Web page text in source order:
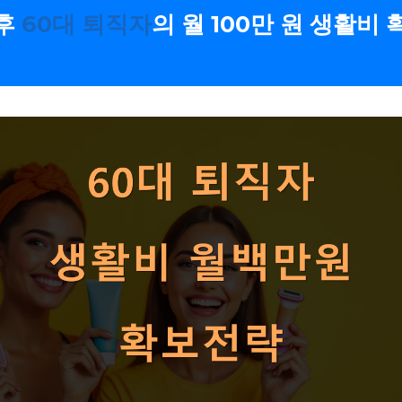
60대 퇴직자의 월 100만 원 생활비